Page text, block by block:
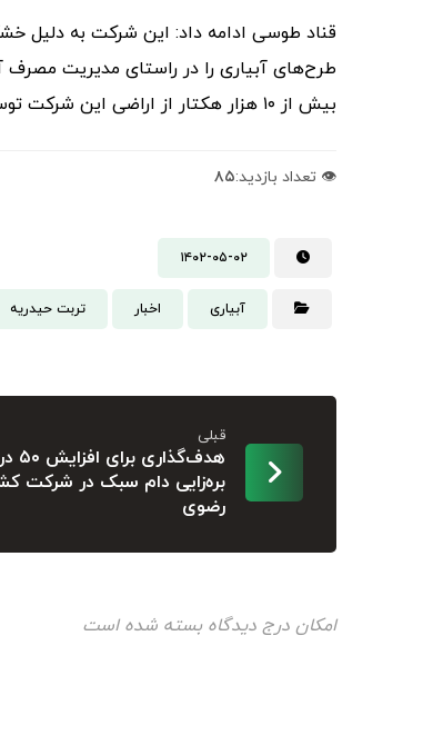
قناد طوسی ادامه داد: این شرکت به دلیل
طرح‌های آبیاری را در راستای مدیریت
بیش از ۱۰ هزار هکتار از اراضی این شرکت توسط سیستم های آبیاری تحت فشار آبیاری می شوند.
👁️ تعداد بازدید:۸۵
۱۴۰۲-۰۵-۰۲
آبیاری اخبار تربت حیدریه
قبلی
بره‌زایی دام سبک در شرکت
رضوی
امکان درج دیدگاه بسته شده است